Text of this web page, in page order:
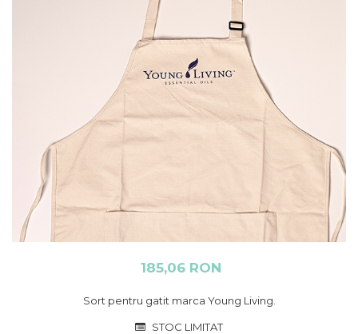
185,06 RON
Sort pentru gatit marca Young Living.
STOC LIMITAT